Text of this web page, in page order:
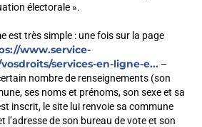
électorale ».
est très simple : une fois sur la page
www.service-
services-en-ligne-e... –
nombre de renseignements (son
ses noms et prénoms, son sexe et sa
inscrit, le site lui renvoie sa commune
l’adresse de son bureau de vote et son